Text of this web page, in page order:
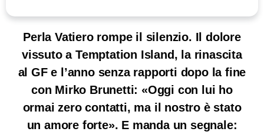
Perla Vatiero rompe il silenzio. Il dolore
vissuto a Temptation Island, la rinascita
al GF e l’anno senza rapporti dopo la fine
con Mirko Brunetti: «Oggi con lui ho
ormai zero contatti, ma il nostro è stato
un amore forte». E manda un segnale: